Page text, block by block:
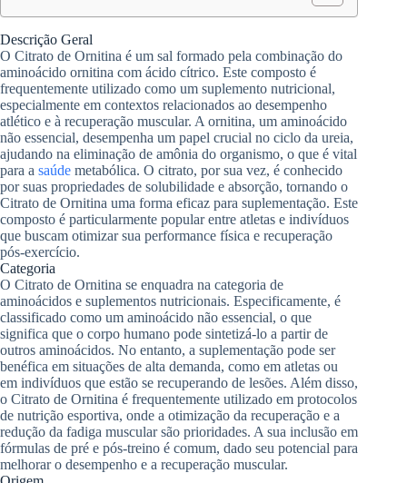
Descrição Geral
O Citrato de Ornitina é um sal formado pela combinação do
aminoácido ornitina com ácido cítrico. Este composto é
frequentemente utilizado como um suplemento nutricional,
especialmente em contextos relacionados ao desempenho
atlético e à recuperação muscular. A ornitina, um aminoácido
não essencial, desempenha um papel crucial no ciclo da ureia,
ajudando na eliminação de amônia do organismo, o que é vital
para a saúde metabólica. O citrato, por sua vez, é conhecido
por suas propriedades de solubilidade e absorção, tornando o
Citrato de Ornitina uma forma eficaz para suplementação. Este
composto é particularmente popular entre atletas e indivíduos
que buscam otimizar sua performance física e recuperação
pós-exercício.
Categoria
O Citrato de Ornitina se enquadra na categoria de
aminoácidos e suplementos nutricionais. Especificamente, é
classificado como um aminoácido não essencial, o que
significa que o corpo humano pode sintetizá-lo a partir de
outros aminoácidos. No entanto, a suplementação pode ser
benéfica em situações de alta demanda, como em atletas ou
em indivíduos que estão se recuperando de lesões. Além disso,
o Citrato de Ornitina é frequentemente utilizado em protocolos
de nutrição esportiva, onde a otimização da recuperação e a
redução da fadiga muscular são prioridades. A sua inclusão em
fórmulas de pré e pós-treino é comum, dado seu potencial para
melhorar o desempenho e a recuperação muscular.